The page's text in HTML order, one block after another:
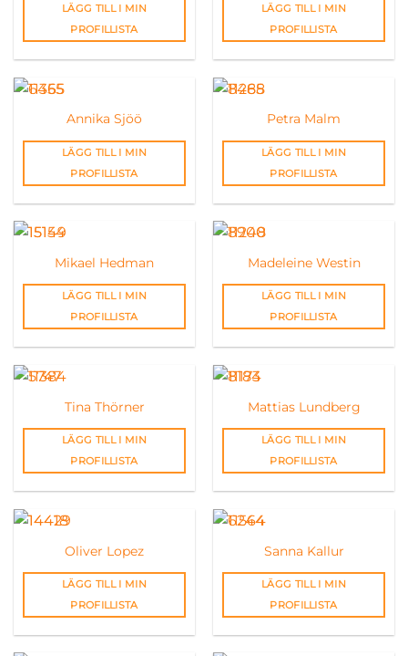
LÄGG TILL I MIN
PROFILLISTA
LÄGG TILL I MIN
PROFILLISTA
Annika Sjöö
LÄGG TILL I MIN
PROFILLISTA
Petra Malm
LÄGG TILL I MIN
PROFILLISTA
Mikael Hedman
LÄGG TILL I MIN
PROFILLISTA
Madeleine Westin
LÄGG TILL I MIN
PROFILLISTA
Tina Thörner
LÄGG TILL I MIN
PROFILLISTA
Mattias Lundberg
LÄGG TILL I MIN
PROFILLISTA
Oliver Lopez
LÄGG TILL I MIN
PROFILLISTA
Sanna Kallur
LÄGG TILL I MIN
PROFILLISTA